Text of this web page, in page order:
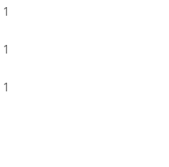
1
1
1